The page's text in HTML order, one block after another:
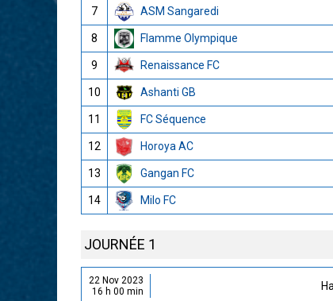
7 ASM Sangaredi
8 Flamme Olympique
9 Renaissance FC
10 Ashanti GB
11 FC Séquence
12 Horoya AC
13 Gangan FC
14 Milo FC
JOURNÉE 1
22 Nov 2023
16 h 00 min